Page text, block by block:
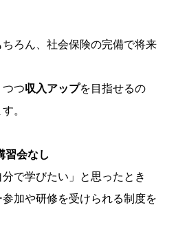
ろん、社会保険の完備で将来
つつ収入アップを目指せるの
。
習会なし
で学びたい」と思ったとき
参加や研修を受けられる制度を